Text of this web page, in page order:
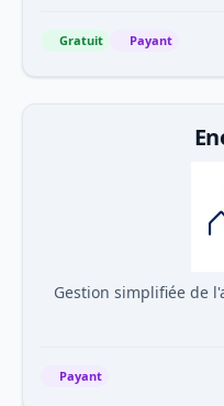
Gratuit Payant
Gestion simplifiée de
Payant